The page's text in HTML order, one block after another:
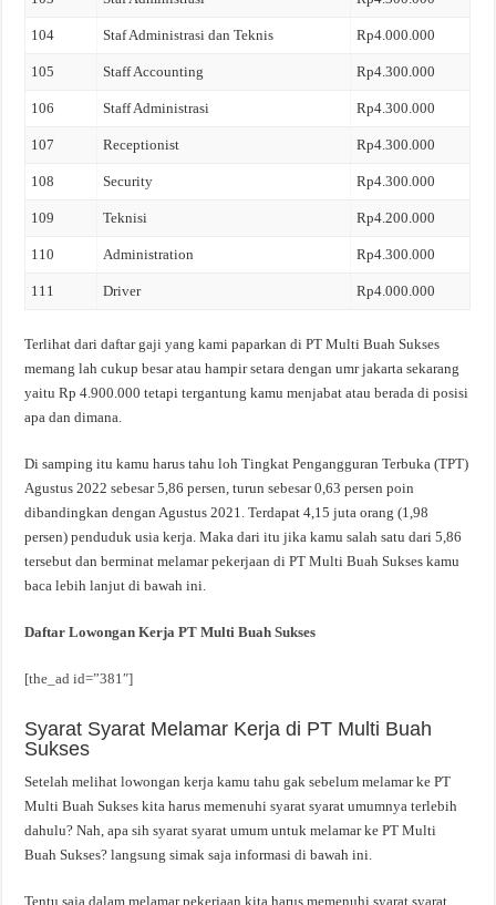
104 Staf Administrasi dan Teknis Rp4.000.000
105 Staff Accounting Rp4.300.000
106 Staff Administrasi Rp4.300.000
107 Receptionist Rp4.300.000
108 Security Rp4.300.000
109 Teknisi Rp4.200.000
110 Administration Rp4.300.000
111 Driver Rp4.000.000
Terlihat dari daftar gaji yang kami paparkan di PT Multi Buah Sukses
memang lah cukup besar atau hampir setara dengan umr jakarta sekarang
yaitu Rp 4.900.000 tetapi tergantung kamu menjabat atau berada di posisi
apa dan dimana.
Di samping itu kamu harus tahu loh Tingkat Pengangguran Terbuka (TPT)
Agustus 2022 sebesar 5,86 persen, turun sebesar 0,63 persen poin
dibandingkan dengan Agustus 2021. Terdapat 4,15 juta orang (1,98
persen) penduduk usia kerja. Maka dari itu jika kamu salah satu dari 5,86
tersebut dan berminat melamar pekerjaan di PT Multi Buah Sukses kamu
baca lebih lanjut di bawah ini.
Daftar Lowongan Kerja PT Multi Buah Sukses
[the_ad id=”381″]
Syarat Syarat Melamar Kerja di PT Multi Buah
Sukses
Setelah melihat lowongan kerja kamu tahu gak sebelum melamar ke PT
Multi Buah Sukses kita harus memenuhi syarat syarat umumnya terlebih
dahulu? Nah, apa sih syarat syarat umum untuk melamar ke PT Multi
Buah Sukses? langsung simak saja informasi di bawah ini.
Tentu saja dalam melamar pekerjaan kita harus memenuhi syarat syarat